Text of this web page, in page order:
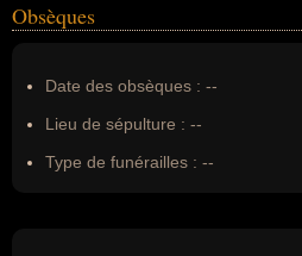
Obsèques
Date des obsèques : --
Lieu de sépulture : --
Type de funérailles : --